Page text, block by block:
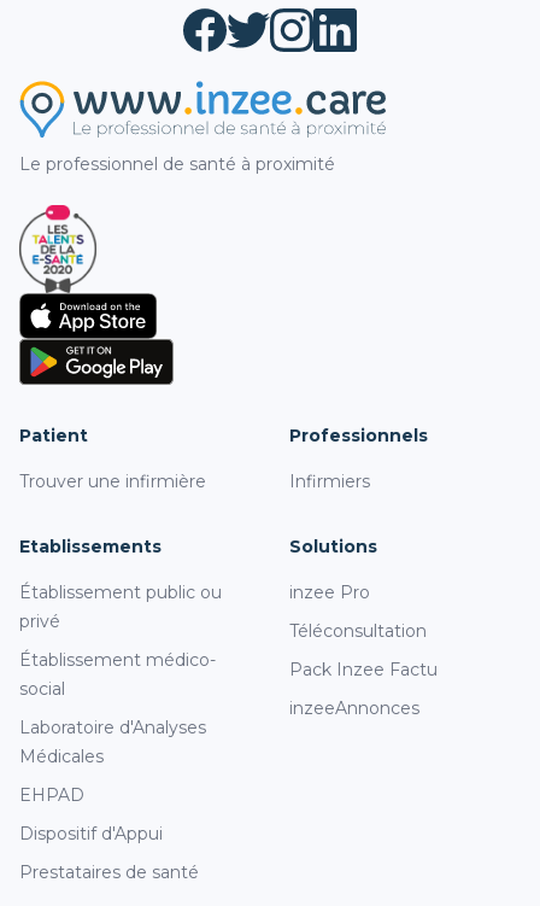
Le professionnel de santé à proximité
Patient
Trouver une infirmière
Professionnels
Infirmiers
Etablissements
Établissement public ou
privé
Établissement médico-
social
Laboratoire d'Analyses
Médicales
EHPAD
Dispositif d'Appui
Prestataires de santé
Solutions
inzee Pro
Téléconsultation
Pack Inzee Factu
inzeeAnnonces